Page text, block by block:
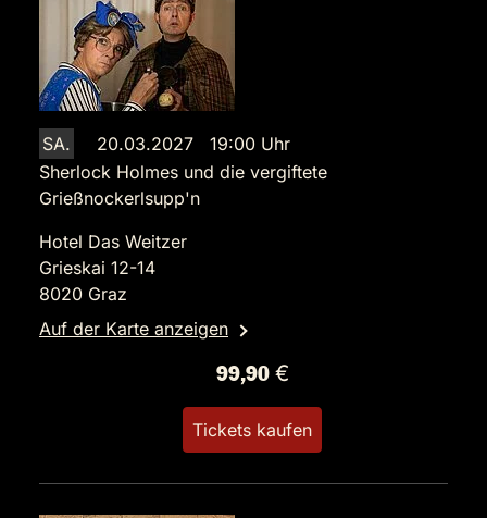
SA.
20.03.2027 19:00 Uhr
Sherlock Holmes und die vergiftete
Grießnockerlsupp'n
Hotel Das Weitzer
Grieskai 12-14
8020 Graz
Auf der Karte anzeigen
99,90 €
Tickets kaufen